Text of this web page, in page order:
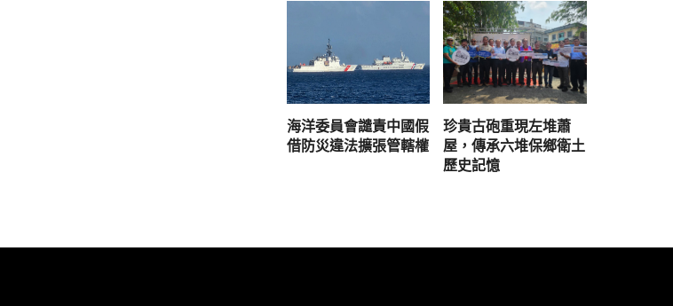
海洋委員會譴責中國假
借防災違法擴張管轄權
珍貴古砲重現左堆蕭
屋，傳承六堆保鄉衛土
歷史記憶